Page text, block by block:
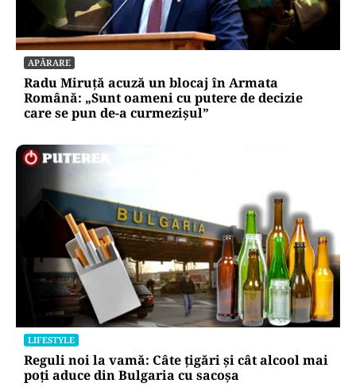
APĂRARE
Radu Miruță acuză un blocaj în Armata
Română: „Sunt oameni cu putere de decizie
care se pun de-a curmezișul”
LIFESTYLE
Reguli noi la vamă: Câte țigări și cât alcool mai
poți aduce din Bulgaria cu sacoșa